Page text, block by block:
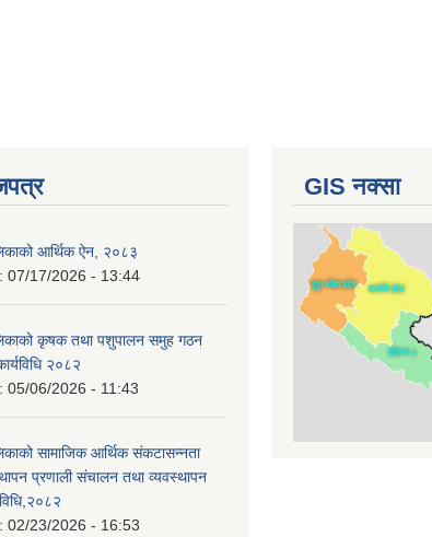
आर्थिक ऐन, २०८३
07/17/2026 - 13:44
कृषक तथा पशुपालन समुह गठन
२०८२
05/06/2026 - 11:43
सामाजिक आर्थिक संकटासन्नता
प्रणाली संचालन तथा व्यवस्थापन
02/23/2026 - 16:53
GIS नक्सा